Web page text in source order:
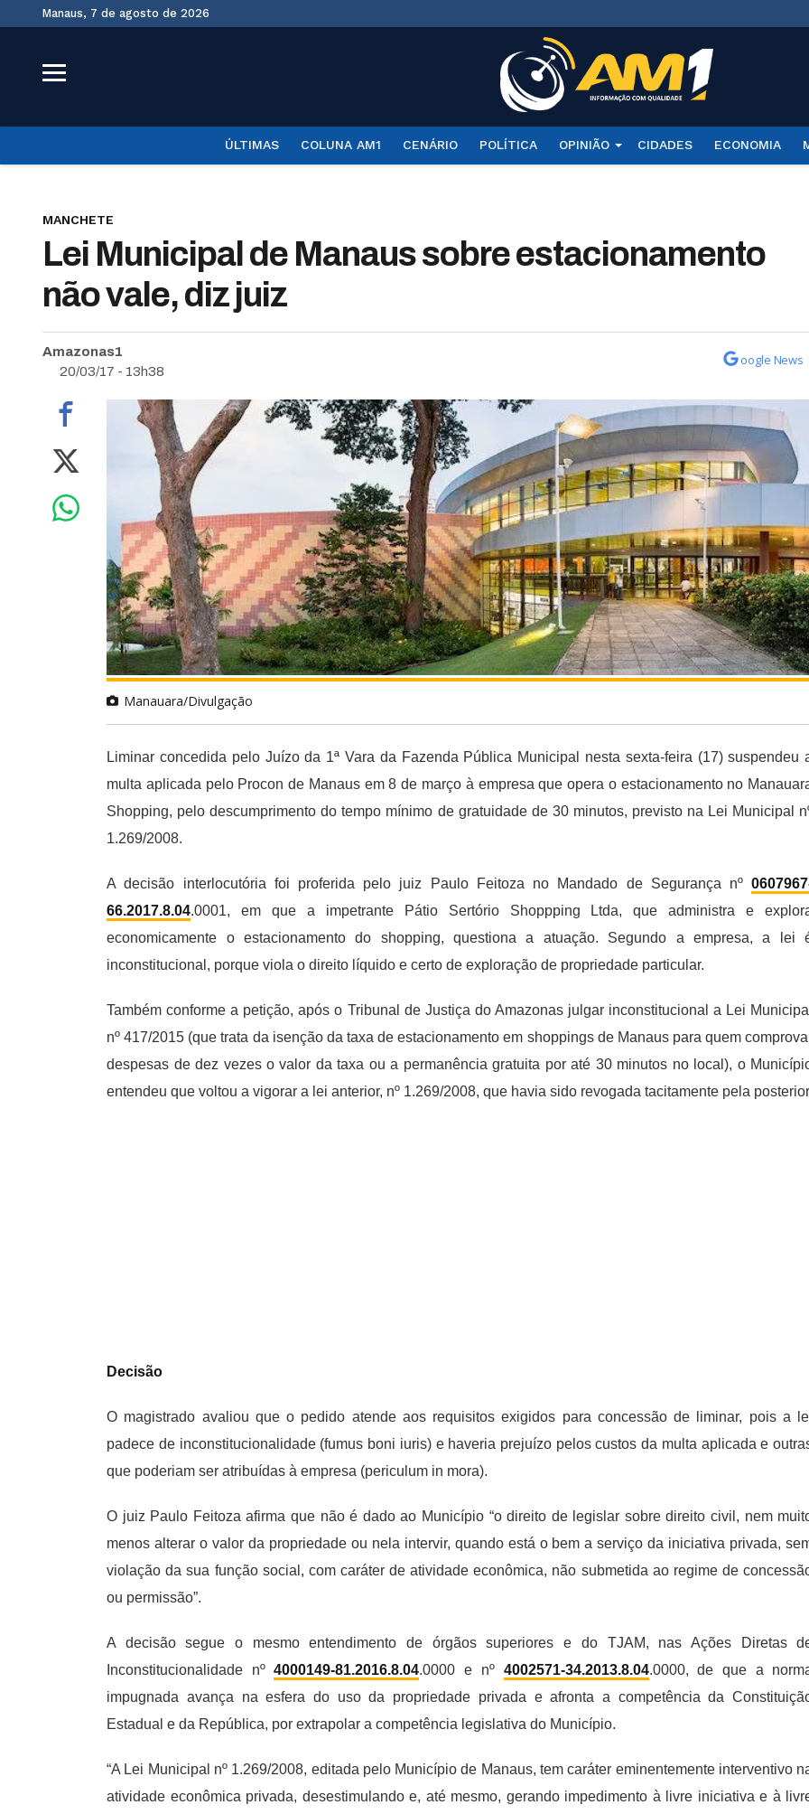
Manaus, 7 de agosto de 2026
ÚLTIMAS COLUNA AM1 CENÁRIO POLÍTICA OPINIÃO CIDADES ECONOMIA
MANCHETE
Lei Municipal de Manaus sobre estacionamento
não vale, diz juiz
Amazonas1
20/03/17 - 13h38
oogle News
Manauara/Divulgação
Liminar concedida pelo Juízo da 1ª Vara da Fazenda Pública Municipal nesta sexta-feira (17) suspendeu
multa aplicada pelo Procon de Manaus em 8 de março à empresa que opera o estacionamento no
Shopping, pelo descumprimento do tempo mínimo de gratuidade de 30 minutos, previsto na Lei Municipal
1.269/2008.
A decisão interlocutória foi proferida pelo juiz Paulo Feitoza no Mandado de Segurança nº
66.2017.8.04.0001, em que a impetrante Pátio Sertório Shoppping Ltda, que administra e
economicamente o estacionamento do shopping, questiona a atuação. Segundo a empresa, a lei
inconstitucional, porque viola o direito líquido e certo de exploração de propriedade particular.
Também conforme a petição, após o Tribunal de Justiça do Amazonas julgar inconstitucional a Lei Municipal
nº 417/2015 (que trata da isenção da taxa de estacionamento em shoppings de Manaus para quem
despesas de dez vezes o valor da taxa ou a permanência gratuita por até 30 minutos no local), o
entendeu que voltou a vigorar a lei anterior, nº 1.269/2008, que havia sido revogada tacitamente pela
Decisão
O magistrado avaliou que o pedido atende aos requisitos exigidos para concessão de liminar, pois a
padece de inconstitucionalidade (fumus boni iuris) e haveria prejuízo pelos custos da multa aplicada e
que poderiam ser atribuídas à empresa (periculum in mora).
O juiz Paulo Feitoza afirma que não é dado ao Município “o direito de legislar sobre direito civil, nem
menos alterar o valor da propriedade ou nela intervir, quando está o bem a serviço da iniciativa privada,
violação da sua função social, com caráter de atividade econômica, não submetida ao regime de
ou permissão”.
A decisão segue o mesmo entendimento de órgãos superiores e do TJAM, nas Ações Diretas
Inconstitucionalidade nº4000149-81.2016.8.04.0000 e nº 4002571-34.2013.8.04.0000, de que a
impugnada avança na esfera do uso da propriedade privada e afronta a competência da
Estadual e da República, por extrapolar a competência legislativa do Município.
“A Lei Municipal nº 1.269/2008, editada pelo Município de Manaus, tem caráter eminentemente interventivo
atividade econômica privada, desestimulando e, até mesmo, gerando impedimento à livre iniciativa e à